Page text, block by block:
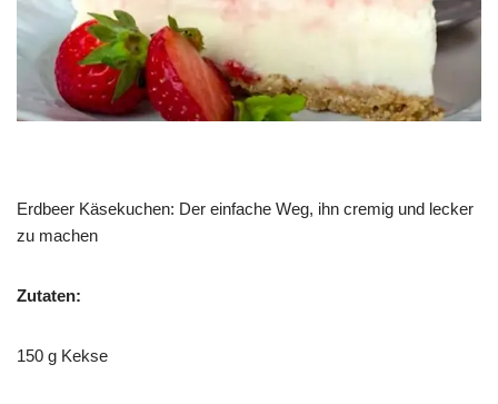
Erdbeer Käsekuchen: Der einfache Weg, ihn cremig und lecker
zu machen
Zutaten:
150 g Kekse